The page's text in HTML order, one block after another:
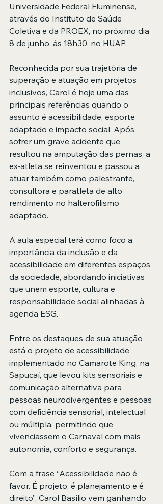
Universidade Federal Fluminense,
através do Instituto de Saúde
Coletiva e da PROEX, no próximo dia
8 de junho, às 18h30, no HUAP.
Reconhecida por sua trajetória de
superação e atuação em projetos
inclusivos, Carol é hoje uma das
principais referências quando o
assunto é acessibilidade, esporte
adaptado e impacto social. Após
sofrer um grave acidente que
resultou na amputação das pernas, a
ex-atleta se reinventou e passou a
atuar também como palestrante,
consultora e paratleta de alto
rendimento no halterofilismo
adaptado.
A aula especial terá como foco a
importância da inclusão e da
acessibilidade em diferentes espaços
da sociedade, abordando iniciativas
que unem esporte, cultura e
responsabilidade social alinhadas à
agenda ESG.
Entre os destaques de sua atuação
está o projeto de acessibilidade
implementado no Camarote King, na
Sapucaí, que levou kits sensoriais e
comunicação alternativa para
pessoas neurodivergentes e pessoas
com deficiência sensorial, intelectual
ou múltipla, permitindo que
vivenciassem o Carnaval com mais
autonomia, conforto e segurança.
Com a frase “Acessibilidade não é
favor. É projeto, é planejamento e é
direito”, Carol Basílio vem ganhando